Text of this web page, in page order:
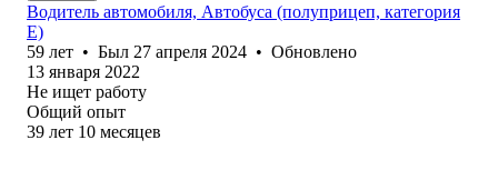
Водитель автомобиля, Автобуса (полуприцеп, категория
Е)
59 лет • Был 27 апреля 2024 • Обновлено
13 января 2022
Не ищет работу
Общий опыт
39 лет 10 месяцев